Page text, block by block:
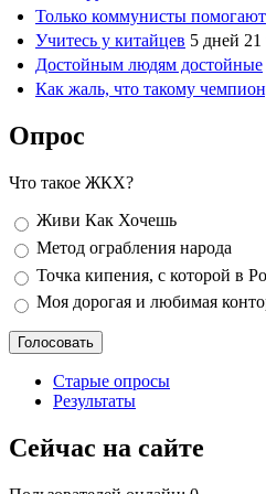
Только коммунисты помогают
Учитесь у китайцев 5 дней 21
Достойным людям достойные
Как жаль, что такому
Опрос
Что такое ЖКХ?
Варианты
Живи Как Хочешь
Метод ограбления народа
Точка кипения, с которой в
Моя дорогая и любимая
Старые опросы
Результаты
Сейчас на сайте